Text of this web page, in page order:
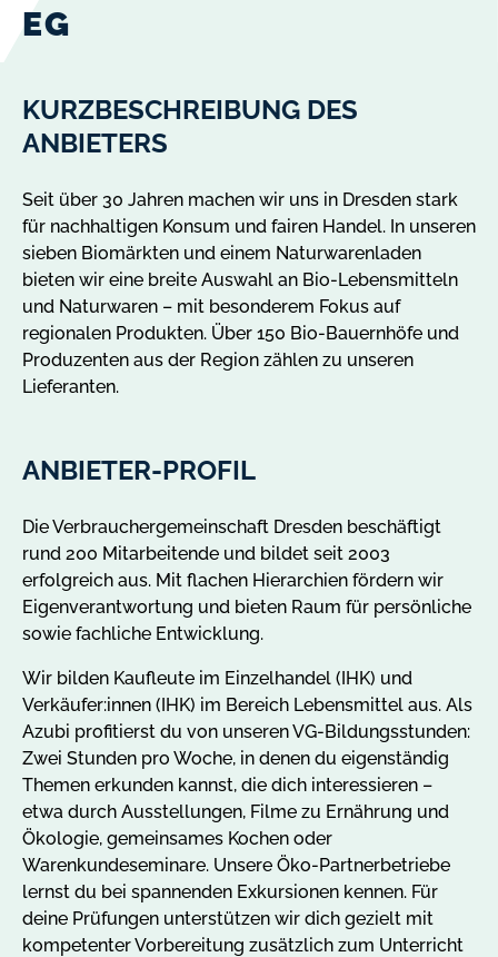
EG
KURZBESCHREIBUNG DES
ANBIETERS
Seit über 30 Jahren machen wir uns in Dresden stark
für nachhaltigen Konsum und fairen Handel. In unseren
sieben Biomärkten und einem Naturwarenladen
bieten wir eine breite Auswahl an Bio-Lebensmitteln
und Naturwaren – mit besonderem Fokus auf
regionalen Produkten. Über 150 Bio-Bauernhöfe und
Produzenten aus der Region zählen zu unseren
Lieferanten.
ANBIETER-PROFIL
Die Verbrauchergemeinschaft Dresden beschäftigt
rund 200 Mitarbeitende und bildet seit 2003
erfolgreich aus. Mit flachen Hierarchien fördern wir
Eigenverantwortung und bieten Raum für persönliche
sowie fachliche Entwicklung.
Wir bilden Kaufleute im Einzelhandel (IHK) und
Verkäufer:innen (IHK) im Bereich Lebensmittel aus. Als
Azubi profitierst du von unseren VG-Bildungsstunden:
Zwei Stunden pro Woche, in denen du eigenständig
Themen erkunden kannst, die dich interessieren –
etwa durch Ausstellungen, Filme zu Ernährung und
Ökologie, gemeinsames Kochen oder
Warenkundeseminare. Unsere Öko-Partnerbetriebe
lernst du bei spannenden Exkursionen kennen. Für
deine Prüfungen unterstützen wir dich gezielt mit
kompetenter Vorbereitung zusätzlich zum Unterricht